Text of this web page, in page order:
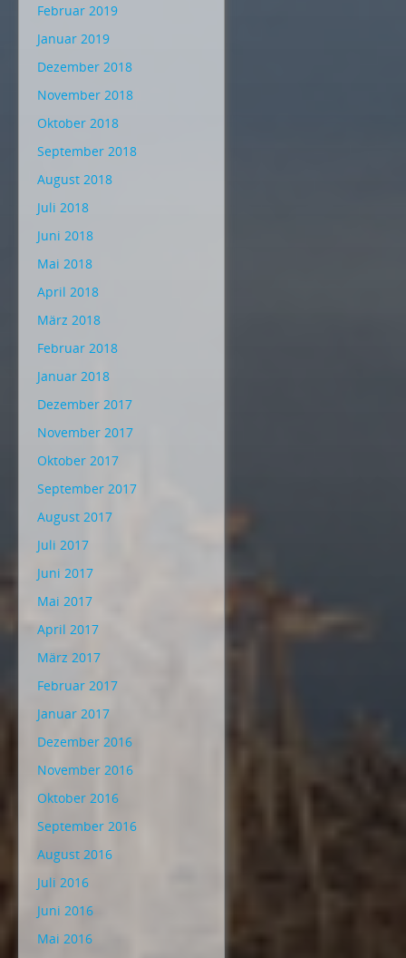
Februar 2019
Januar 2019
Dezember 2018
November 2018
Oktober 2018
September 2018
August 2018
Juli 2018
Juni 2018
Mai 2018
April 2018
März 2018
Februar 2018
Januar 2018
Dezember 2017
November 2017
Oktober 2017
September 2017
August 2017
Juli 2017
Juni 2017
Mai 2017
April 2017
März 2017
Februar 2017
Januar 2017
Dezember 2016
November 2016
Oktober 2016
September 2016
August 2016
Juli 2016
Juni 2016
Mai 2016